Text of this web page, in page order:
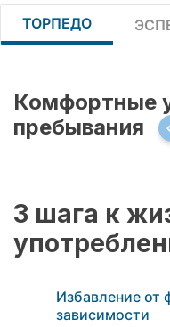
ТОРПЕДО
Комфортные
пребывания
3 шага к
Избавление от
зависимости